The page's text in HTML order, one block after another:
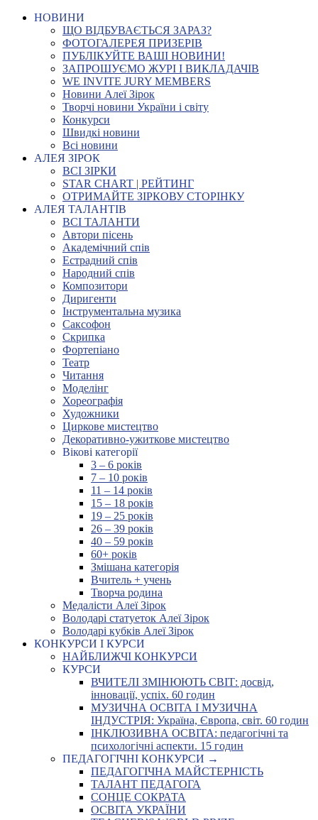
НОВИНИ
ЩО ВІДБУВАЄТЬСЯ ЗАРАЗ?
ФОТОГАЛЕРЕЯ ПРИЗЕРІВ
ПУБЛІКУЙТЕ ВАШІ НОВИНИ!
ЗАПРОШУЄМО ЖУРІ І ВИКЛАДАЧІВ
WE INVITE JURY MEMBERS
Новини Алеї Зірок
Творчі новини України і світу
Конкурси
Швидкі новини
Всі новини
АЛЕЯ ЗІРОК
ВСІ ЗІРКИ
STAR CHART | РЕЙТИНГ
ОТРИМАЙТЕ ЗІРКОВУ СТОРІНКУ
АЛЕЯ ТАЛАНТІВ
ВСІ ТАЛАНТИ
Автори пісень
Академічний спів
Естрадний спів
Народний спів
Композитори
Диригенти
Інструментальна музика
Саксофон
Скрипка
Фортепіано
Театр
Читання
Моделінг
Хореографія
Художники
Циркове мистецтво
Декоративно-ужиткове мистецтво
Вікові категорії
3 – 6 років
7 – 10 років
11 – 14 років
15 – 18 років
19 – 25 років
26 – 39 років
40 – 59 років
60+ років
Змішана категорія
Вчитель + учень
Творча родина
Медалісти Алеї Зірок
Володарі статуеток Алеї Зірок
Володарі кубків Алеї Зірок
КОНКУРСИ І КУРСИ
НАЙБЛИЖЧІ КОНКУРСИ
КУРСИ
ВЧИТЕЛІ ЗМІНЮЮТЬ СВІТ: досвід,
інновації, успіх. 60 годин
МУЗИЧНА ОСВІТА І МУЗИЧНА
ІНДУСТРІЯ: Україна, Європа, світ. 60 годин
ІНКЛЮЗИВНА ОСВІТА: педагогічні та
психологічні аспекти. 15 годин
ПЕДАГОГІЧНІ КОНКУРСИ →
ПЕДАГОГІЧНА МАЙСТЕРНІСТЬ
ТАЛАНТ ПЕДАГОГА
СОНЦЕ СОКРАТА
ОСВІТА УКРАЇНИ